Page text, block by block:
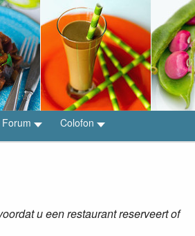
Forum Colofon
u een restaurant reserveert of